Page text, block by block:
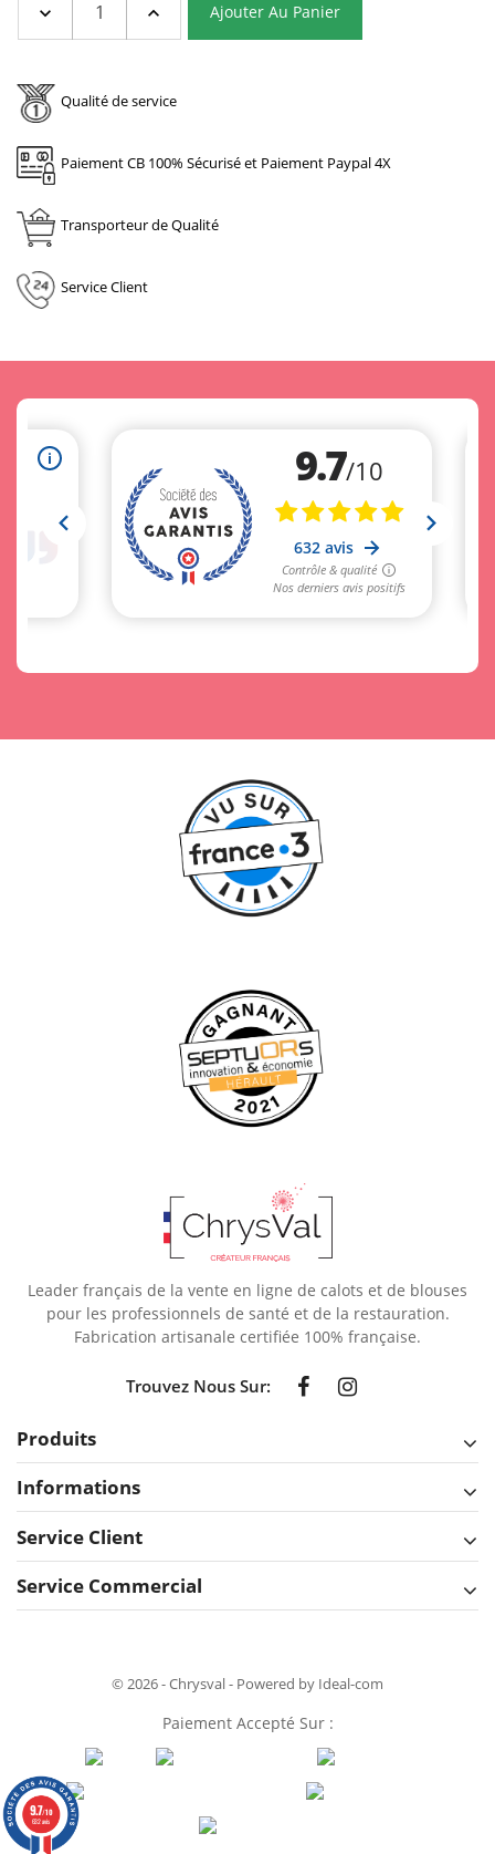
Ajouter Au Panier
Qualité de service
Paiement CB 100% Sécurisé et Paiement Paypal 4X
Transporteur de Qualité
Service Client
Leader français de la vente en ligne de calots et de blouses
pour les professionnels de santé et de la restauration.
Fabrication artisanale certifiée 100% française.
Trouvez Nous Sur:
Produits
Informations
Service Client
Service Commercial
© 2026 - Chrysval - Powered by Ideal-com
Paiement Accepté Sur :
9.7/10
632 avis